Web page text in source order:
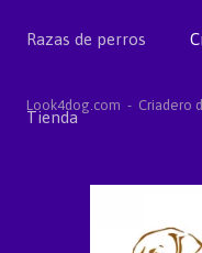
Razas de perros
Tienda
Look4dog.com Criadero